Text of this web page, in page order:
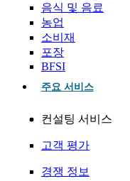
음식 및 음료
농업
소비재
포장
BFSI
주요 서비스
컨설팅 서비스
고객 평가
경쟁 정보